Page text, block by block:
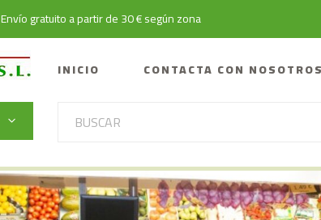
Envío gratuito a partir de 30 € según zona
INICIO CONTACTA CON NOSOTROS